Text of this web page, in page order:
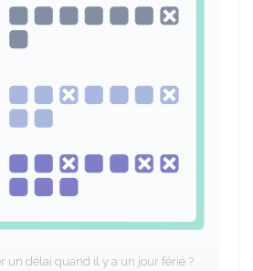
un délai quand il y a un jour férié ?